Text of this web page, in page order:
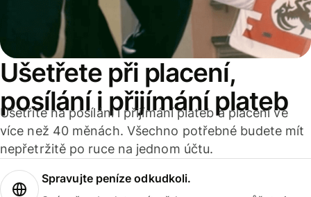
Ušetřete při placení,
posílání i přijímání plateb
Ušetříte na posílání i přijímání plateb a placení ve
více než 40 měnách. Všechno potřebné budete mít
nepřetržitě po ruce na jednom účtu.
Spravujte peníze odkudkoli.